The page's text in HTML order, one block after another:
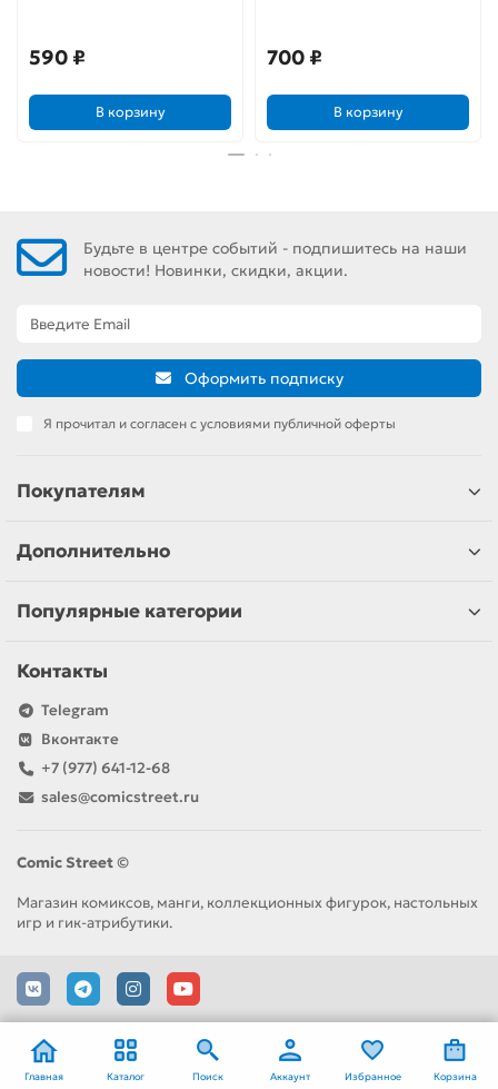
590 ₽
В корзину
700 ₽
В корзину
Будьте в центре событий - подпишитесь на наши
новости! Новинки, скидки, акции.
Оформить подписку
Я прочитал и согласен с условиями публичной оферты
Покупателям
Дополнительно
Популярные категории
Контакты
Telegram
Вконтакте
+7 (977) 641-12-68
sales@comicstreet.ru
Comic Street ©
Магазин комиксов, манги, коллекционных фигурок, настольных
игр и гик-атрибутики.
Главная Каталог Поиск Аккаунт Избранное Корзина